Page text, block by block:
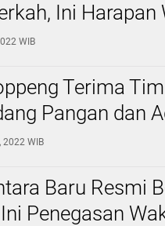
Ini Harapan
WIB
Terima
Pangan dan
2022 WIB
Baru Resmi
Penegasan